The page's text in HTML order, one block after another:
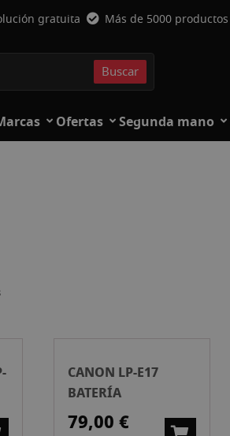
gratuita Más de 5000
Buscar
Ofertas Segunda mano
CANON LP-E17
BATERÍA
79,00 €